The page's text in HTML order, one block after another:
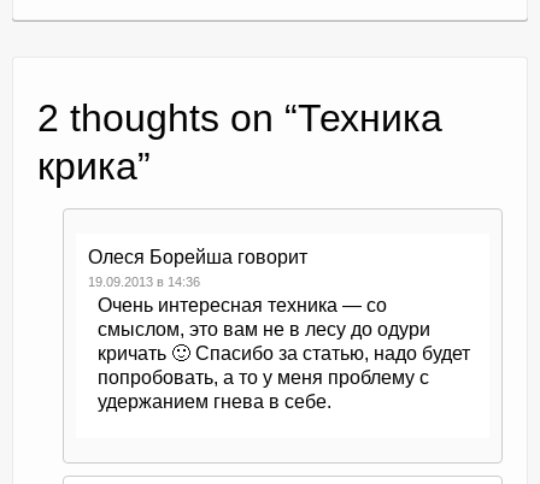
2 thoughts on “Техника
крика”
Олеся Борейша говорит
19.09.2013 в 14:36
Очень интересная техника — со
смыслом, это вам не в лесу до одури
кричать 🙂 Спасибо за статью, надо будет
попробовать, а то у меня проблему с
удержанием гнева в себе.